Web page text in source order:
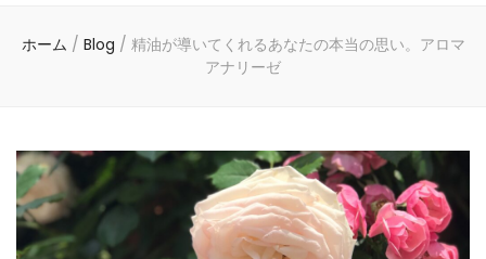
ホーム / Blog / 精油が導いてくれるあなたの本当の思い。アロマ
アナリーゼ